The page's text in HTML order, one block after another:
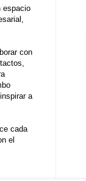
espacio
con
a
cada
el